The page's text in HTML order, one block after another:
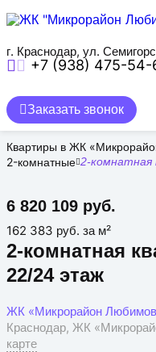
содержанию
г. Краснодар, ул.
+7 (938) 475-54-
Заказать звонок
Квартиры в ЖК
2-комнатные 2-комнатная
2-комнатная
22/24 этаж
6 820 109 руб.
ЖК «Микрорайон
Краснодар, ЖК
карте
162 383 руб. за м²